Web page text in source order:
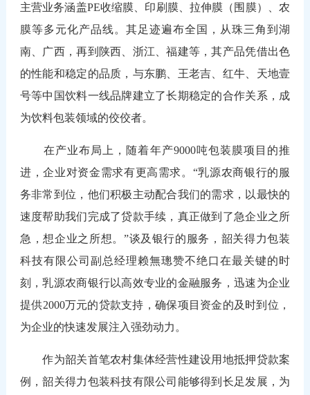
主营业务涵盖PE收缩膜、印刷膜、拉伸膜（围膜）、农
膜等多元化产品线。其足迹遍布全国，从珠三角到湖
南、广西，再到陕西、浙江、福建等，其产品凭借出色
的性能和稳定的品质，与东鹏、王老吉、红牛、天地壹
号等中国饮料一线品牌建立了长期稳定的合作关系，成
为饮料包装领域的佼佼者。
在产业布局上，随着年产9000吨包装膜项目的推
进，企业对资金需求有更高需求。“乳源农商银行的服
务非常到位，他们积极主动配合我们的需求，以最快的
速度帮助我们完成了贷款手续，真正做到了急企业之所
急，想企业之所想。”谈及银行的服务，韶关得力包装
科技有限公司副总经理赖無璁赞不绝口在最关键的时
刻，乳源农商银行以高效专业的金融服务，迅速为企业
提供2000万元的贷款支持，确保项目资金的及时到位，
为企业的快速发展注入强劲动力。
作为韶关首笔农村集体经营性建设用地抵押贷款案
例，韶关得力包装科技有限公司能够得到长足发展，为